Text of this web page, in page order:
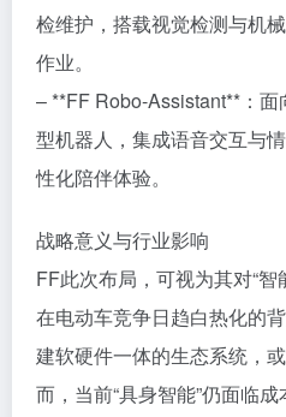
检维护，搭载视觉检测与机
作业。
– **FF Robo-Assistant**：
型机器人，集成语音交互与
性化陪伴体验。
战略意义与行业影响
FF此次布局，可视为其对“智
在电动车竞争日趋白热化的
建软硬件一体的生态系统，
而，当前“具身智能”仍面临